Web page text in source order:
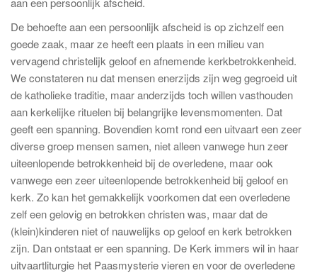
De behoefte aan een persoonlijk afscheid is op zichzelf een
goede zaak, maar ze heeft een plaats in een milieu van
vervagend christelijk geloof en afnemende kerkbetrokkenheid.
We constateren nu dat mensen enerzijds zijn weg gegroeid uit
de katholieke traditie, maar anderzijds toch willen vasthouden
aan kerkelijke rituelen bij belangrijke levensmomenten. Dat
geeft een spanning. Bovendien komt rond een uitvaart een zeer
diverse groep mensen samen, niet alleen vanwege hun zeer
uiteenlopende betrokkenheid bij de overledene, maar ook
vanwege een zeer uiteenlopende betrokkenheid bij geloof en
kerk. Zo kan het gemakkelijk voorkomen dat een overledene
zelf een gelovig en betrokken christen was, maar dat de
(klein)kinderen niet of nauwelijks op geloof en kerk betrokken
zijn. Dan ontstaat er een spanning. De Kerk immers wil in haar
uitvaartliturgie het Paasmysterie vieren en voor de overledene